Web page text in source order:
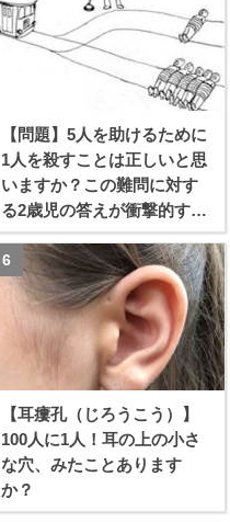
【問題】5人を助けるために
1人を殺すことは正しいと思
いますか？この難問に対す
る2歳児の答えが衝撃的すぎ
る！！
【耳瘻孔（じろうこう）】
100人に1人！耳の上の小さ
な穴、みたことあります
か？